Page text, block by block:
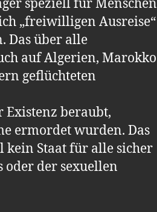
speziell für Menschen
„freiwilligen Ausreise“
Das über alle
auf Algerien, Marokko
geflüchteten
beraubt,
ermordet wurden. Das
kein Staat für alle sicher
oder der sexuellen